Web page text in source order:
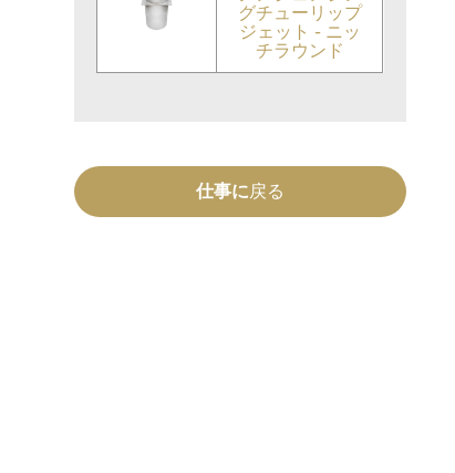
グチューリップ
ジェット - ニッ
チラウンド
仕事に戻る